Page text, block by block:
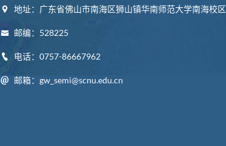
地址：广东省佛山市南海区狮山镇华南师范大学南海校区
邮编：528225
电话：0757-86667962
邮箱：gw_semi@scnu.edu.cn